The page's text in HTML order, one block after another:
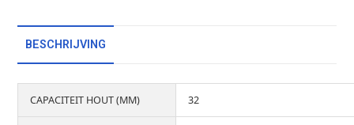
BESCHRIJVING
CAPACITEIT HOUT (MM) 32